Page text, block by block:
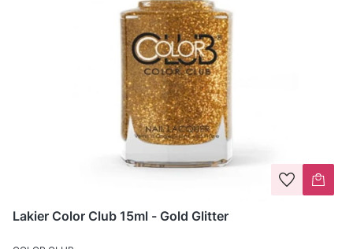
Lakier Color Club 15ml - Gold Glitter